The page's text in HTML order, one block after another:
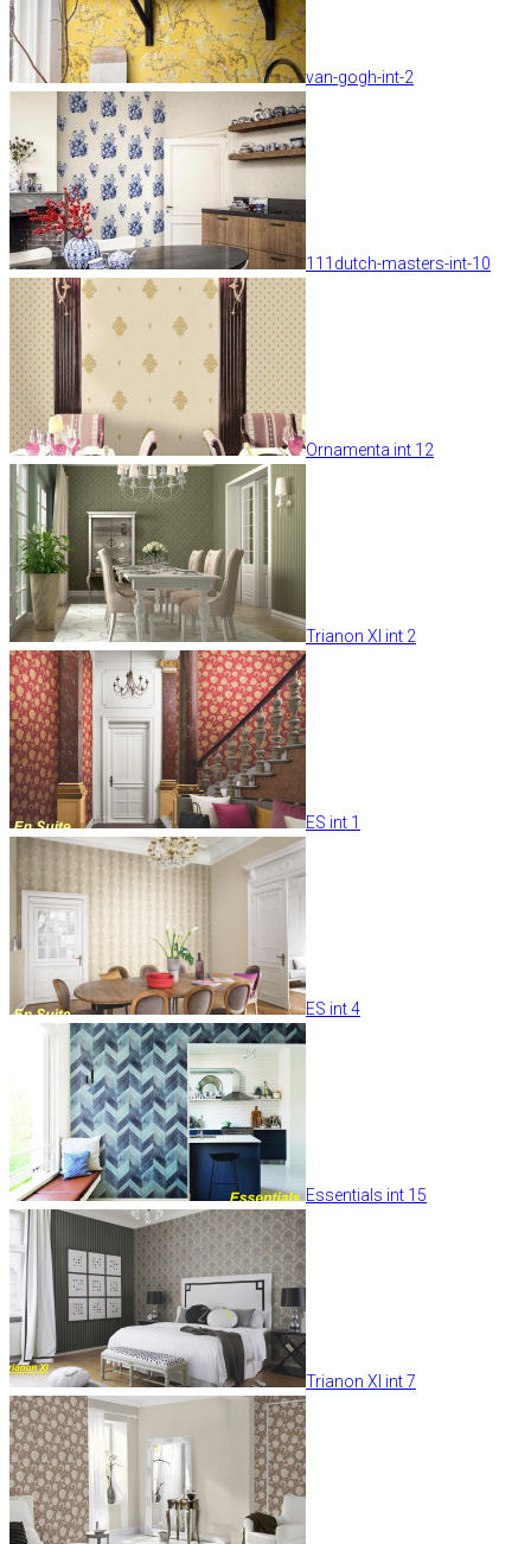
van-gogh-int-2
111dutch-masters-int-10
Ornamenta int 12
Trianon XI int 2
ES int 1
ES int 4
Essentials int 15
Trianon XI int 7